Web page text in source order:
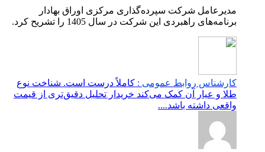
مدیرعامل شرکت سپرده‌گذاری مرکزی اوراق بهادار
برنامه‌های راهبردی این شرکت در سال 1405 را تشریح کرد.
کارشناس روابط عمومی : کاملاً درست است. شناخت نوع
طلا و عیار آن کمک می‌کند خریدار تحلیل دقیق‌تری از قیمت
واقعی داشته باشد....